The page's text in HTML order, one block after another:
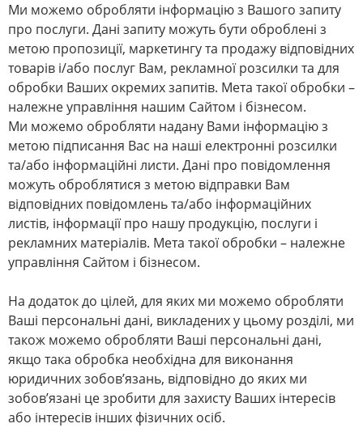
Ми можемо обробляти інформацію з Вашого запиту
про послуги. Дані запиту можуть бути оброблені з
метою пропозиції, маркетингу та продажу відповідних
товарів і/або послуг Вам, рекламної розсилки та для
обробки Ваших окремих запитів. Мета такої обробки –
належне управління нашим Сайтом і бізнесом.
Ми можемо обробляти надану Вами інформацію з
метою підписання Вас на наші електронні розсилки
та/або інформаційні листи. Дані про повідомлення
можуть оброблятися з метою відправки Вам
відповідних повідомлень та/або інформаційних
листів, інформації про нашу продукцію, послуги і
рекламних матеріалів. Мета такої обробки – належне
управління Сайтом і бізнесом.
На додаток до цілей, для яких ми можемо обробляти
Ваші персональні дані, викладених у цьому розділі, ми
також можемо обробляти Ваші персональні дані,
якщо така обробка необхідна для виконання
юридичних зобов’язань, відповідно до яких ми
зобов’язані це зробити для захисту Ваших інтересів
або інтересів інших фізичних осіб.